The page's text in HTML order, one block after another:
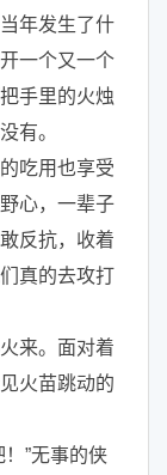
年发生了什
一个又一个
手里的火烛
有。
吃用也享受
心，一辈子
反抗，收着
真的去攻打
来。面对着
火苗跳动的
”无事的侠